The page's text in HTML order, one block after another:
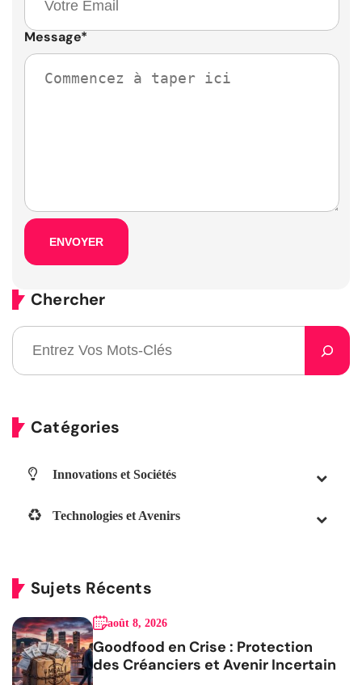
Message*
Chercher
Catégories
Innovations et Sociétés
Technologies et Avenirs
Sujets Récents
août 8, 2026
Goodfood en Crise : Protection
des Créanciers et Avenir Incertain